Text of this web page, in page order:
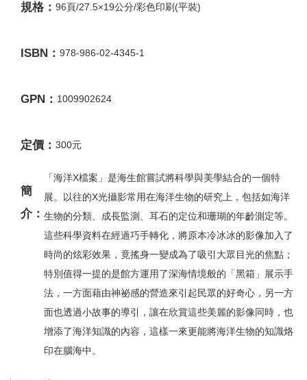
規格： 96頁/27.5×19公分/彩色印刷(平裝)
ISBN： 978-986-02-4345-1
GPN： 1009902624
定價： 300元
簡
介：
「海洋X檔案」是海生館嘗試將科學與美學結合的一個特
展。以往的X光攝影常用在海洋生物的研究上，包括如海洋
生物的分類、成長監測、耳石的定位和珊瑚的年齡測定等。
這些科學資料在經過巧手轉化，將原本冷冰冰的影像加入了
時尚的炫彩效果，竟搖身一變成為了吸引大眾目光的焦點；
特別值得一提的是館方運用了深海情境般的「黑箱」展示手
法，一方面藉由神祕感的營造來引起民眾的好奇心，另一方
面也透過小故事的導引，讓在欣賞這些美麗的影像同時，也
增添了海洋知識的內容，這樣一來更能將海洋生物的知識烙
印在腦海中。